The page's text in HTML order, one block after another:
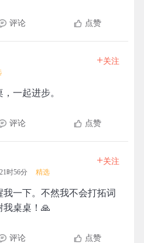
评论 点赞
+关注
一起进步。
评论 点赞
时56分 精选
+关注
一下。不然我不会打拓词
我桌桌！🙏
评论 点赞